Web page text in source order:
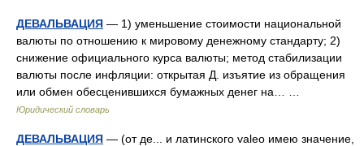
ДЕВАЛЬВАЦИЯ — 1) уменьшение стоимости национальной
валюты по отношению к мировому денежному стандарту; 2)
снижение официального курса валюты; метод стабилизации
валюты после инфляции: открытая Д. изъятие из обращения
или обмен обесценившихся бумажных денег на… …
Юридический словарь
ДЕВАЛЬВАЦИЯ — (от де... и латинского valeo имею значение,